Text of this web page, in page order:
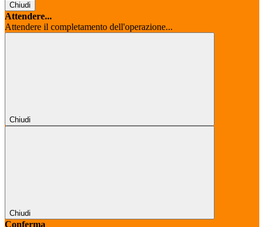
Chiudi
Attendere...
Attendere il completamento dell'operazione...
Chiudi
Chiudi
Conferma